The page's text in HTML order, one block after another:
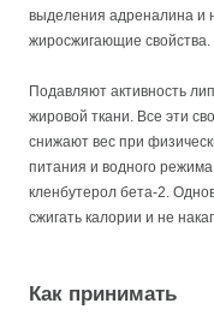
выделения адреналина и
жиросжигающие свойства.
Подавляют активность
жировой ткани. Все эти
снижают вес при
питания и водного
кленбутерол бета-2.
сжигать калории и не
Как принимать